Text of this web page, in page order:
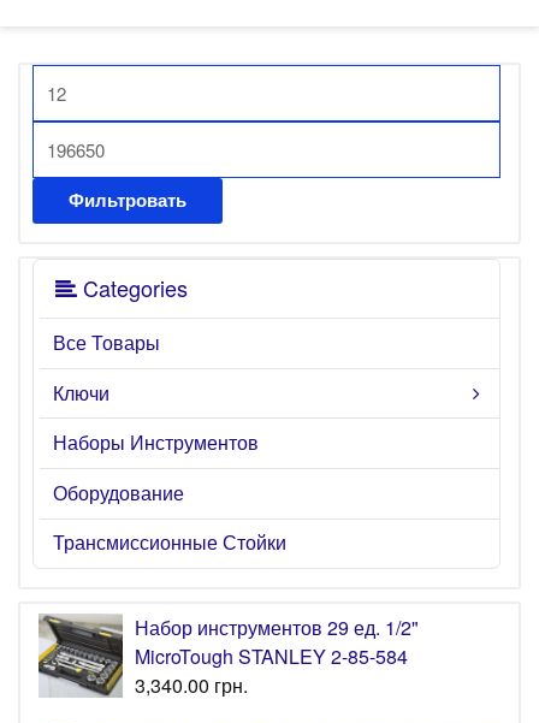
Фильтровать
Categories
Все Товары
Ключи
Наборы Инструментов
Оборудование
Трансмиссионные Стойки
Набор инструментов 29 ед. 1/2"
MicroTough STANLEY 2-85-584
3,340.00 грн.